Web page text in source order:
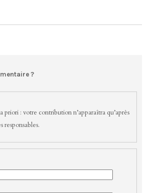
?
priori : votre contribution n’apparaîtra qu’après
responsables.